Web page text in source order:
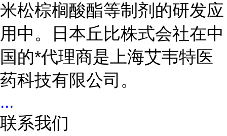
米松棕榈酸酯等制剂的研发应
用中。日本丘比株式会社在中
国的*代理商是上海艾韦特医
药科技有限公司。
...
联系我们